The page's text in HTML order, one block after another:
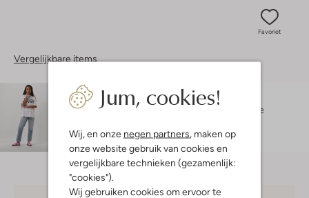
Jum, cookies!
Wij, en onze negen partners, maken op
onze website gebruik van cookies en
vergelijkbare technieken (gezamenlijk:
"cookies").
Wij gebruiken cookies om ervoor te
Favoriet
Vergelijkbare items
Maatadvies
Arlette is 1 meter 68 lang en draagt maat S.
De